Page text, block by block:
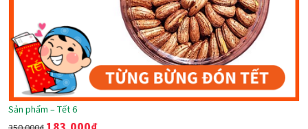
Sản phẩm – Tết 6